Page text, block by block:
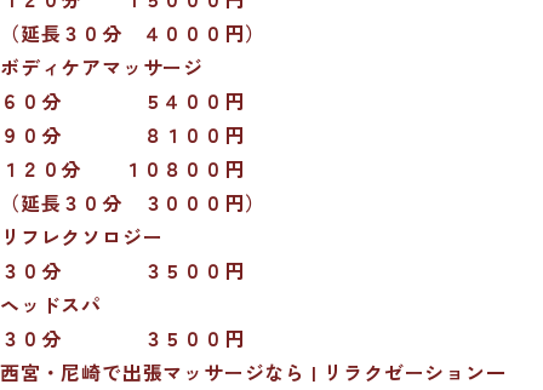
（延長３０分 ４０００円）
ボディケアマッサージ
６０分 ５４００円
９０分 ８１００円
１２０分 １０８００円
（延長３０分 ３０００円）
リフレクソロジー
３０分 ３５００円
ヘッドスパ
３０分 ３５００円
西宮・尼崎で出張マッサージなら | リラクゼーション一